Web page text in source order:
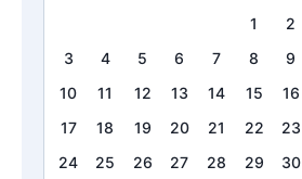
1
2
3
4 5 6 7 8
9
10
11 12 13 14 15
16
17
18 19 20 21 22
23
24
25 26 27 28 29
30